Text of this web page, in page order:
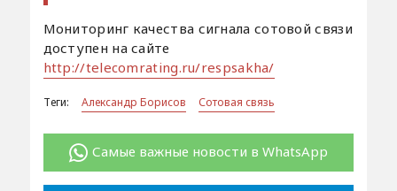
Мониторинг качества сигнала сотовой связи
доступен на сайте
http://telecomrating.ru/respsakha/
Теги: Александр Борисов Сотовая связь
Самые важные новости в WhatsApp